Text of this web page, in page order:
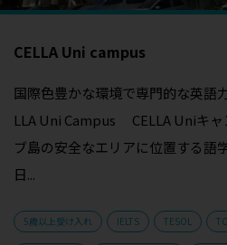
CELLA Uni campus
国際色豊かな環境で専門的な英語
LLA Uni Campus CELLA Uniキャ
ブ島の安全なエリアに位置する語
日...
5歳以上受け入れ IELTS TESOL